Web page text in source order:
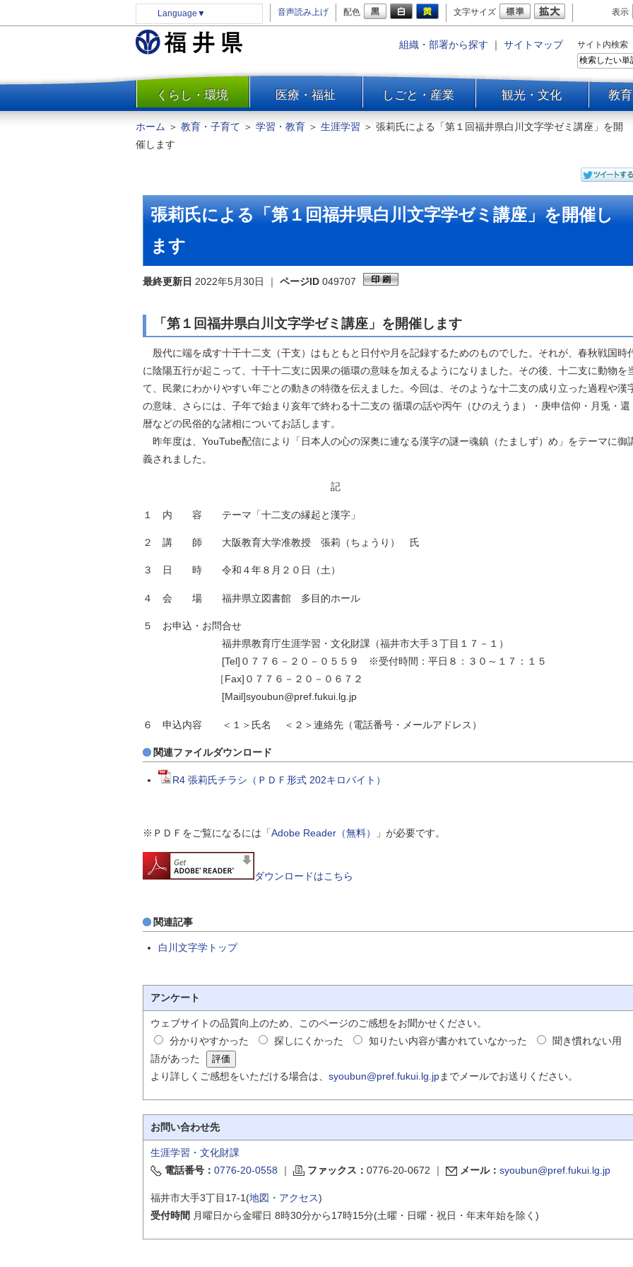
Language ▼ 音声読み上げ 配色 文字サイズ 表示
組織・部署から探す ｜ サイトマップ サイト内検索
一覧
くらし・環境 医療・福祉 しごと・産業 観光・文化 教
防災
安全安心
住まい・土地
環境問題・廃棄物対策・リサ
イクル
まちづくり
交通・道路
ホーム ＞ 教育・子育て ＞ 学習・教育 ＞ 生涯学習 ＞ 張莉氏による「第１回福井県白川文字学ゼミ講座」を開
催します
張莉氏による「第１回福井県白川文字学ゼミ講座」を開催し
ます
最終更新日 2022年5月30日 ｜ ページID 049707
「第１回福井県白川文字学ゼミ講座」を開催します
殷代に端を成す十干十二支（干支）はもともと日付や月を記録するためのものでした。それが、春秋戦国時
に陰陽五行が起こって、十干十二支に因果の循環の意味を加えるようになりました。その後、十二支に動物を
て、民衆にわかりやすい年ごとの動きの特徴を伝えました。今回は、そのような十二支の成り立った過程や漢
の意味、さらには、子年で始まり亥年で終わる十二支の 循環の話や丙午（ひのえうま）・庚申信仰・月兎・還
暦などの民俗的な諸相についてお話します。
昨年度は、YouTube配信により「日本人の心の深奥に連なる漢字の謎ー魂鎮（たましず）め」をテーマに御
義されました。
記
１ 内 容 テーマ「十二支の縁起と漢字」
２ 講 師 大阪教育大学准教授 張莉（ちょうり） 氏
３ 日 時 令和４年８月２０日（土）
４ 会 場 福井県立図書館 多目的ホール
５ お申込・お問合せ
福井県教育庁生涯学習・文化財課（福井市大手３丁目１７－１）
[Tel]０７７６－２０－０５５９ ※受付時間：平日８：３０～１７：１５
［Fax]０７７６－２０－０６７２
[Mail]syoubun@pref.fukui.lg.jp
６ 申込内容 ＜１＞氏名 ＜２＞連絡先（電話番号・メールアドレス）
関連ファイルダウンロード
R4 張莉氏チラシ（ＰＤＦ形式 202キロバイト）
※ＰＤＦをご覧になるには「Adobe Reader（無料） 」が必要です。
ダウンロードはこちら
関連記事
白川文字学トップ
アンケート
ウェブサイトの品質向上のため、このページのご感想をお聞かせください。
分かりやすかった
探しにくかった 知りたい内容が書かれていなかった
聞き慣れない用
語があった
より詳しくご感想をいただける場合は、 syoubun@pref.fukui.lg.jpまでメールでお送りください。
お問い合わせ先
生涯学習・文化財課
電話番号： 0776-20-0558 ｜ ファックス： 0776-20-0672 ｜ メール： syoubun@pref.fukui.lg.jp
福井市大手3丁目17-1(地図・アクセス)
受付時間 月曜日から金曜日 8時30分から17時15分(土曜・日曜・祝日・年末年始を除く)